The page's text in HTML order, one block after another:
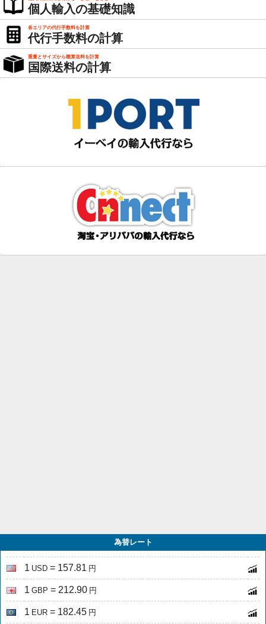
個人輸入の基礎知識
各エリアの代行手数料を計算
代行手数料の計算
重量とサイズから概算送料を計算
国際送料の計算
為替レート
1 USD = 157.81 円
1 GBP = 212.90 円
1 EUR = 182.45 円